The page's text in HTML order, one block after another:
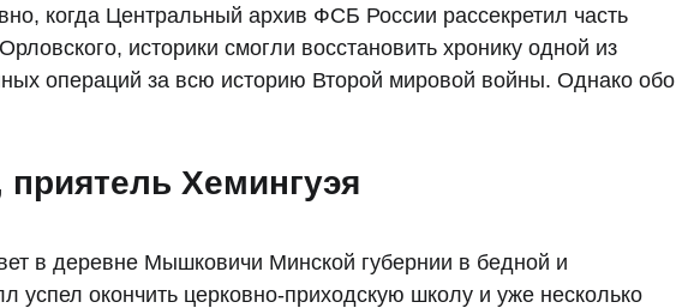
когда Центральный архив ФСБ России рассекретил часть
историки смогли восстановить хронику одной из
операций за всю историю Второй мировой войны. Однако обо
Хемингуэя
в деревне Мышковичи Минской губернии в бедной и
успел окончить церковно-приходскую школу и уже несколько